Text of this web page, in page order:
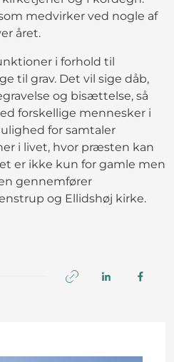
medvirker ved nogle af
året.
i forhold til
til grav. Det vil sige dåb,
og bisættelse, så
forskellige mennesker i
for samtaler
i livet, hvor præsten kan
er ikke kun for gamle men
gennemfører
og Ellidshøj kirke.